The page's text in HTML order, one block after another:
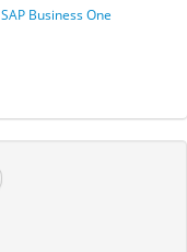
SAP Business One